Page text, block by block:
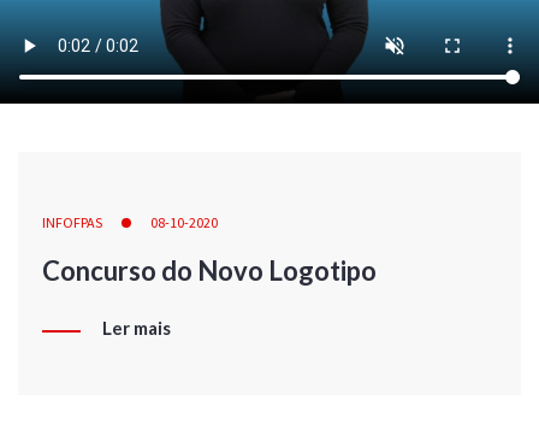
INFOFPAS 08-10-2020
Concurso do Novo Logotipo
Ler mais